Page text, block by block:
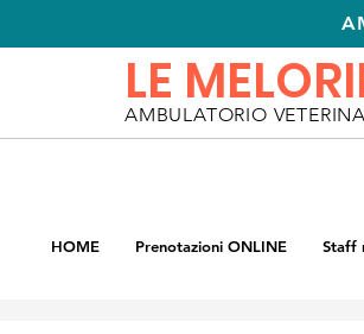
LE
AMBULATORIO
HOME Prenotazioni ONLINE Staff